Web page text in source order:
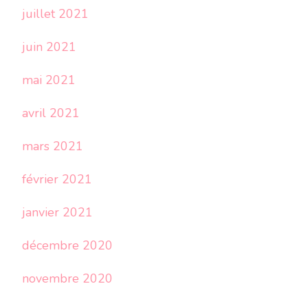
juillet 2021
juin 2021
mai 2021
avril 2021
mars 2021
février 2021
janvier 2021
décembre 2020
novembre 2020